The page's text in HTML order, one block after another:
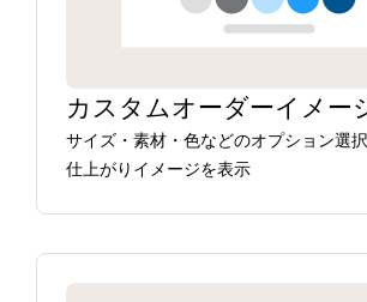
カスタムオーダーイメー
サイズ・素材・色などのオプション選択
仕上がりイメージを表示